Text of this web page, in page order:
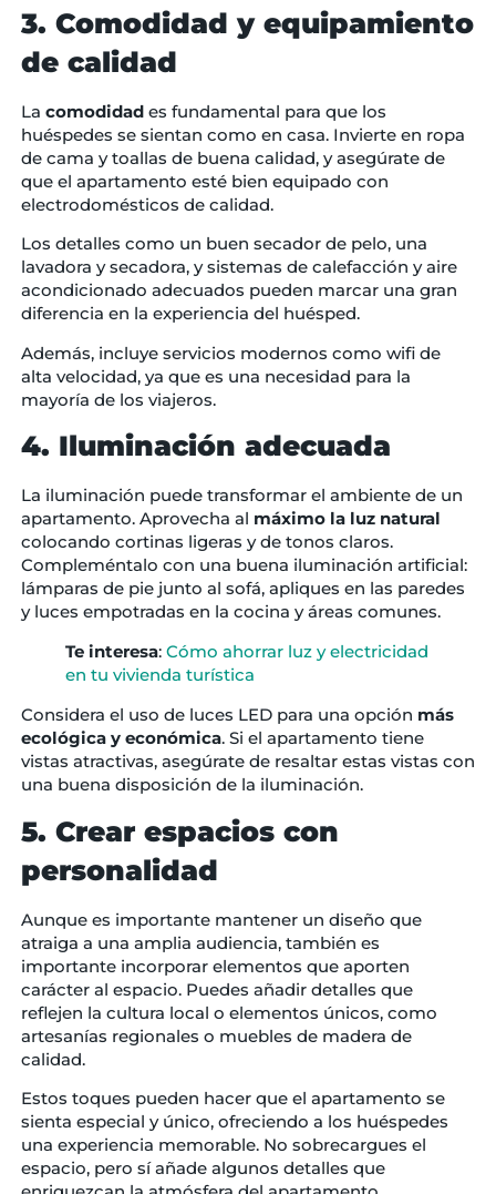
3. Comodidad y equipamiento
de calidad
La comodidades fundamental para que los
huéspedes se sientan como en casa. Invierte en ropa
de cama y toallas de buena calidad, y asegúrate de
que el apartamento esté bien equipado con
electrodomésticos de calidad.
Los detalles como un buen secador de pelo, una
lavadora y secadora, y sistemas de calefacción y aire
acondicionado adecuados pueden marcar una gran
diferencia en la experiencia del huésped.
Además, incluye servicios modernos como wifi de
alta velocidad, ya que es una necesidad para la
mayoría de los viajeros.
4. Iluminación adecuada
La iluminación puede transformar el ambiente de un
apartamento. Aprovecha al máximo la luz natural
colocando cortinas ligeras y de tonos claros.
Compleméntalo con una buena iluminación artificial:
lámparas de pie junto al sofá, apliques en las paredes
y luces empotradas en la cocina y áreas comunes.
Te interesa: Cómo ahorrar luz y electricidad
en tu vivienda turística
Considera el uso de luces LED para una opción más
ecológica y económica. Si el apartamento tiene
vistas atractivas, asegúrate de resaltar estas vistas con
una buena disposición de la iluminación.
5. Crear espacios con
personalidad
Aunque es importante mantener un diseño que
atraiga a una amplia audiencia, también es
importante incorporar elementos que aporten
carácter al espacio. Puedes añadir detalles que
reflejen la cultura local o elementos únicos, como
artesanías regionales o muebles de madera de
calidad.
Estos toques pueden hacer que el apartamento se
sienta especial y único, ofreciendo a los huéspedes
una experiencia memorable. No sobrecargues el
espacio, pero sí añade algunos detalles que